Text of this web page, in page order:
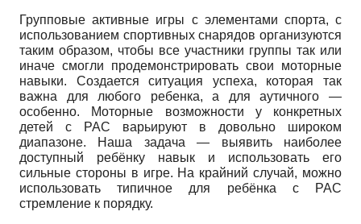
Групповые активные игры с элементами спорта, с
использованием спортивных снарядов организуются
таким образом, чтобы все участники группы так или
иначе смогли продемонстрировать свои моторные
навыки. Создается ситуация успеха, которая так
важна для любого ребенка, а для аутич­ного —
особенно. Моторные возможности у конкретных
детей с РАС варьируют в довольно широком
диапазоне. Наша задача — выявить наиболее
доступный ребёнку навык и использовать его
сильные стороны в игре. На крайний случай, можно
использовать типичное для ребёнка с РАС
стремление к порядку.